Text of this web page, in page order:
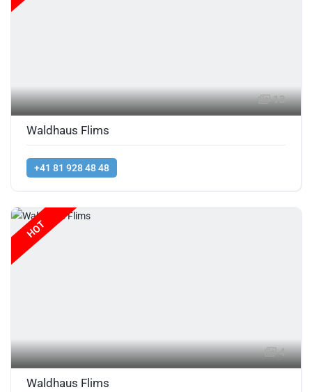
13
Waldhaus Flims
+41 81 928 48 48
HOT
4
Waldhaus Flims